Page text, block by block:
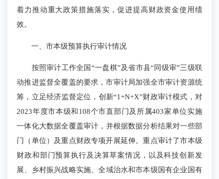
着力推动重大政策措施落实，促进提高财政资金使用绩
效。
一、市本级预算执行审计情况
按照审计工作全国“一盘棋”及省市县“同级审”三级联
动推进监督全覆盖的要求，市审计局加强全市审计资源统
筹， 立足经济监督定位，创新“1+N+X”财政审计模式，对
2023年度市本级和108个市直部门及所属403家单位实施
一体化大数据全覆盖审计， 并根据数据分析结果对一些部
门（单位）及重点财政专项开展延伸。重点审计了市本级
财政和部门预算执行及决算草案情况， 以及科技创新发
展、
乡村振兴战略实施 、全域治水和市本级国有企业国有